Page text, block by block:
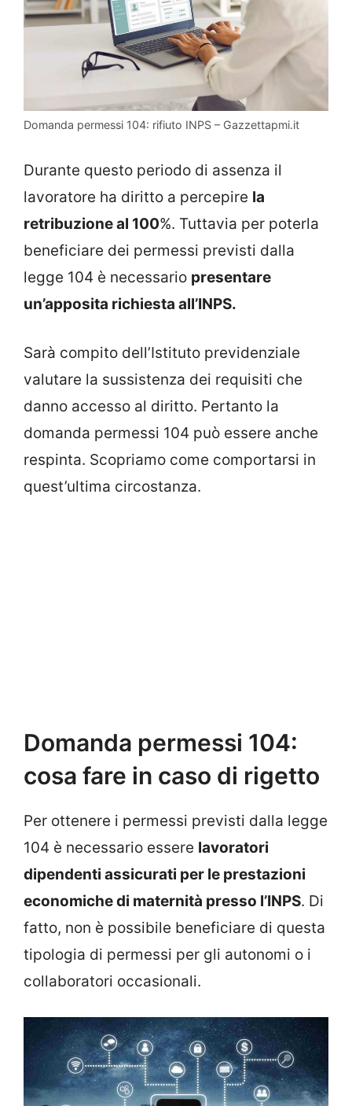
Domanda permessi 104: rifiuto INPS – Gazzettapmi.it
Durante questo periodo di assenza il
lavoratore ha diritto a percepire la
retribuzione al 100%. Tuttavia per poterla
beneficiare dei permessi previsti dalla
legge 104 è necessario presentare
un’apposita richiesta all’INPS.
Sarà compito dell’Istituto previdenziale
valutare la sussistenza dei requisiti che
danno accesso al diritto. Pertanto la
domanda permessi 104 può essere anche
respinta. Scopriamo come comportarsi in
quest’ultima circostanza.
Domanda permessi 104:
cosa fare in caso di rigetto
Per ottenere i permessi previsti dalla legge
104 è necessario essere lavoratori
dipendenti assicurati per le prestazioni
economiche di maternità presso l’INPS. Di
fatto, non è possibile beneficiare di questa
tipologia di permessi per gli autonomi o i
collaboratori occasionali.